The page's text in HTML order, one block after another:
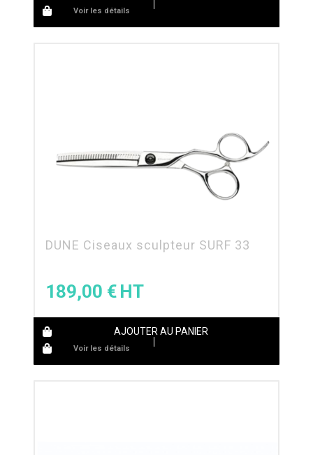
Voir les détails
DUNE Ciseaux sculpteur SURF 33
189,00 €
AJOUTER AU PANIER
Voir les détails